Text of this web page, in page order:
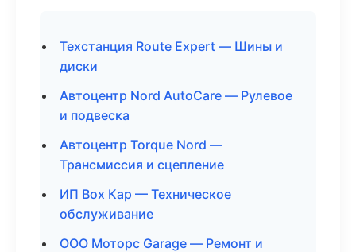
Техстанция Route Expert — Шины и
диски
Автоцентр Nord AutoCare — Рулевое
и подвеска
Автоцентр Torque Nord —
Трансмиссия и сцепление
ИП Box Кар — Техническое
обслуживание
ООО Моторс Garage — Ремонт и